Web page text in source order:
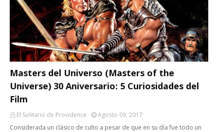
Masters del Universo (Masters of the
Universe) 30 Aniversario: 5 Curiosidades del
Film
El Solitario de Providence
Agosto 09, 2017
Considerada un clásico de culto a pesar de que en su día fue todo un